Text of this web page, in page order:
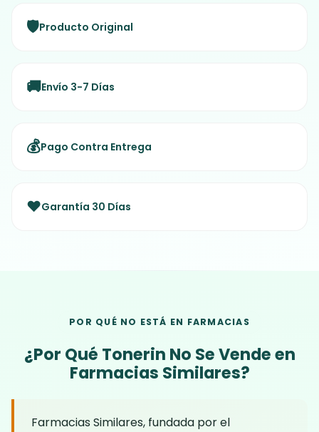
🛡️Producto Original
🚚Envío 3-7 Días
💰Pago Contra Entrega
❤️Garantía 30 Días
POR QUÉ NO ESTÁ EN FARMACIAS
¿Por Qué Tonerin No Se Vende en
Farmacias Similares?
Farmacias Similares, fundada por el